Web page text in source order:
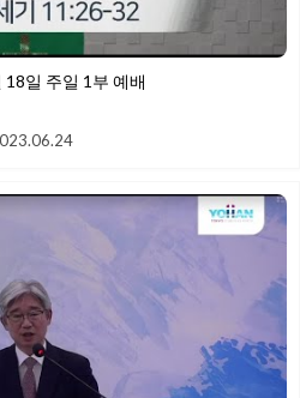
18일 주일 1부 예배